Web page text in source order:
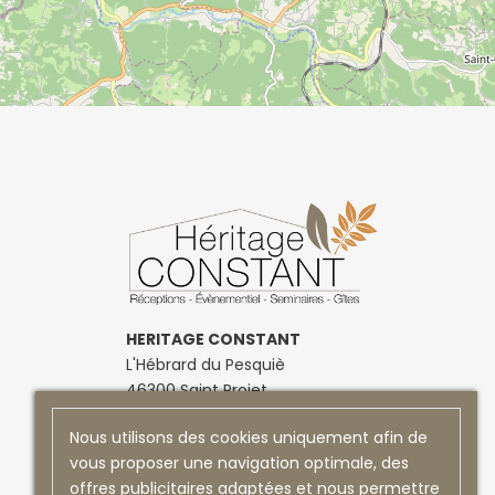
heritage constant contact
retrouvez nos elements de contact sur le site
heritage constant mais egalement sur notre
HERITAGE CONSTANT
L'Hébrard du Pesquiè
46300 Saint Projet
Nous utilisons des cookies uniquement afin de
vous proposer une navigation optimale, des
offres publicitaires adaptées et nous permettre